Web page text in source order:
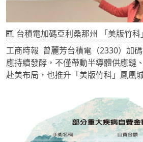
元，較3月的成交價增加1億3120萬元
69.5%。
台積電加碼亞利桑那州 「美版竹
工商時報 曾麗芳台積電（2330）加
應持續發酵，不僅帶動半導體供應鏈
赴美布局，也推升「美版竹科」鳳凰
本月16日宣布加碼千億美元投資亞利
月已賣出16戶別墅，總銷新台幣逾4
主管、供應鏈廠商、竹科貴婦團、高
業醫師等等，顯示台灣高資產族赴美